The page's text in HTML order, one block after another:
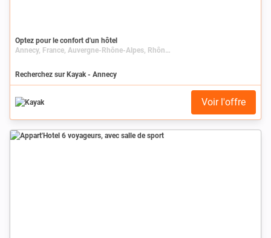
Optez pour le confort d'un hôtel
Annecy, France, Auvergne-Rhône-Alpes, Rhône-Alpes, Haute-Savoie
Recherchez sur Kayak - Annecy
Voir l'offre